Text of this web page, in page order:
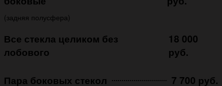
(задняя полусфера)
Все стекла целиком без
лобового
18 000
руб.
Пара боковых стекол 7 700 руб.